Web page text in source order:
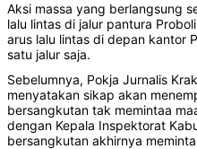
Aksi massa yang berlangsung
lalu lintas di jalur pantura
arus lalu lintas di depan kantor
satu jalur saja.
Sebelumnya, Pokja Jurnalis
menyatakan sikap akan
bersangkutan tak memintaa
dengan Kepala Inspektorat
bersangkutan akhirnya